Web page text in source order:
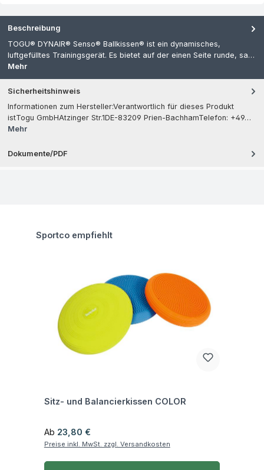
Beschreibung
TOGU® DYNAIR® Senso® Ballkissen® ist ein dynamisches,
luftgefülltes Trainingsgerät. Es bietet auf der einen Seite runde, sa…
Mehr
Sicherheitshinweis
Informationen zum Hersteller:Verantwortlich für dieses Produkt
istTogu GmbHAtzinger Str.1DE-83209 Prien-BachhamTelefon: +49…
Mehr
Dokumente/PDF
Produktgalerie überspringen
Sportco empfiehlt
Sitz- und Balancierkissen COLOR
Regulärer Preis:
Ab 23,80 €
Preise inkl. MwSt. zzgl. Versandkosten